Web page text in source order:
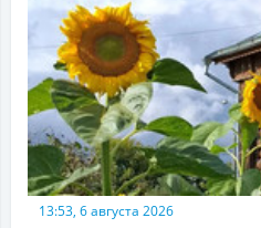
13:53, 6 августа 2026